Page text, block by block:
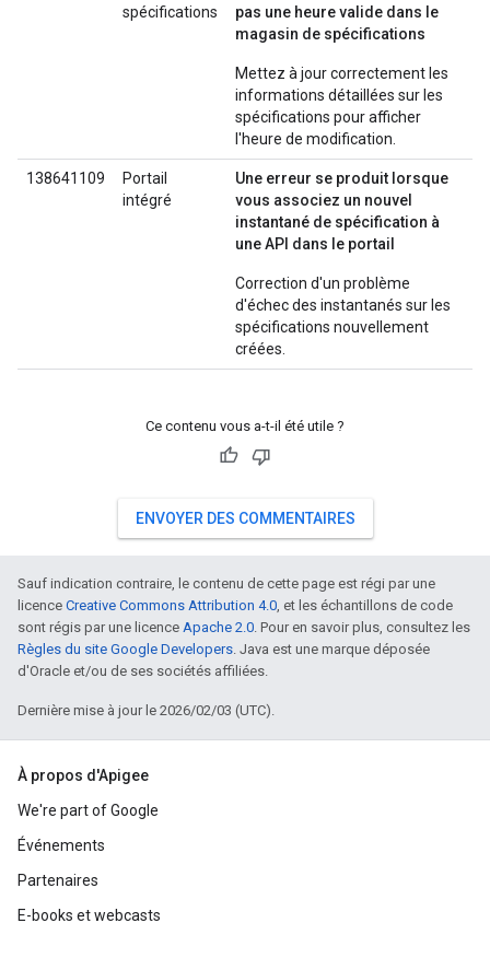
spécifications
pas une heure valide dans le
magasin de spécifications
Mettez à jour correctement les
informations détaillées sur les
spécifications pour afficher
l'heure de modification.
138641109
Portail
intégré
Une erreur se produit lorsque
vous associez un nouvel
instantané de spécification à
une API dans le portail
Correction d'un problème
d'échec des instantanés sur les
spécifications nouvellement
créées.
Ce contenu vous a-t-il été utile ?
ENVOYER DES COMMENTAIRES
Sauf indication contraire, le contenu de cette page est régi par une
licence Creative Commons Attribution 4.0, et les échantillons de code
sont régis par une licence Apache 2.0. Pour en savoir plus, consultez les
Règles du site Google Developers. Java est une marque déposée
d'Oracle et/ou de ses sociétés affiliées.
Dernière mise à jour le 2026/02/03 (UTC).
À propos d'Apigee
We're part of Google
Événements
Partenaires
E-books et webcasts